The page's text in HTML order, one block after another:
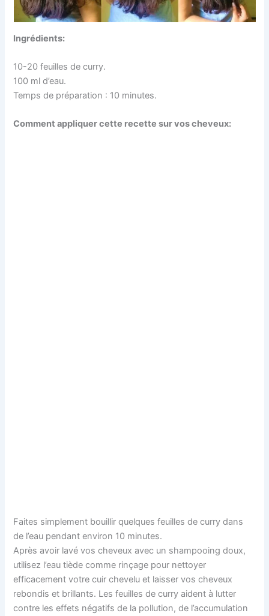
Ingrédients:
10-20 feuilles de curry.
100 ml d’eau.
Temps de préparation : 10 minutes.
Comment appliquer cette recette sur vos cheveux:
Faites simplement bouillir quelques feuilles de curry dans
de l’eau pendant environ 10 minutes.
Après avoir lavé vos cheveux avec un shampooing doux,
utilisez l’eau tiède comme rinçage pour nettoyer
efficacement votre cuir chevelu et laisser vos cheveux
rebondis et brillants. Les feuilles de curry aident à lutter
contre les effets négatifs de la pollution, de l’accumulation